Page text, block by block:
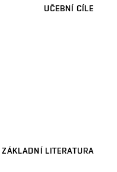
UČEBNÍ CÍLE
ZÁKLADNÍ LITERATURA